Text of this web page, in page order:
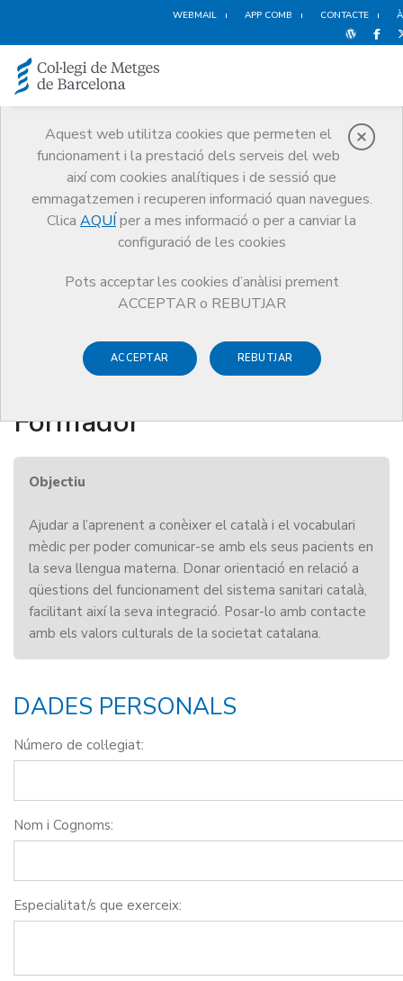
WEBMAIL APP COMB CONTACTE
Aquest web utilitza cookies que permeten el
funcionament i la prestació dels serveis del web
així com cookies analítiques i de sessió que
emmagatzemen i recuperen informació quan navegues.
Clica AQUÍ per a mes informació o per a canviar la
configuració de les cookies
Pots acceptar les cookies d’anàlisi prement
ACCEPTAR o REBUTJAR
ACCEPTAR REBUTJAR
Català: millora la
comunicació amb el
pacient
Català: millora la comunicació amb el pacient
Parelles Lingüístiques –
Formulari Voluntari /
Formador
Objectiu
Ajudar a l’aprenent a conèixer el català i el vocabulari
mèdic per poder comunicar-se amb els seus pacients en
la seva llengua materna. Donar orientació en relació a
qüestions del funcionament del sistema sanitari català,
facilitant així la seva integració. Posar-lo amb contacte
amb els valors culturals de la societat catalana.
DADES PERSONALS
Número de col·legiat:
Nom i Cognoms:
Especialitat/s que exerceix: